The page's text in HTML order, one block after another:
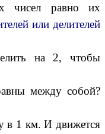
чисел равно их
или делителей
на 2, чтобы
между собой?
в 1 км. И движется